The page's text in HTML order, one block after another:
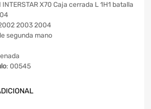
INTERSTAR X70 Caja cerrada L 1H1 batalla
2003 2004
segunda mano
: 00545